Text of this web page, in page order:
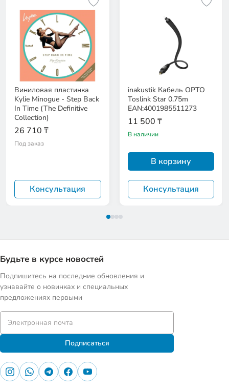
Виниловая пластинка
Kylie Minogue - Step Back
In Time (The Definitive
Collection)
26 710 ₸
Под заказ
Консультация
inakustik Кабель OPTO
Toslink Star 0.75m
EAN:4001985511273
11 500 ₸
В наличии
В корзину
Консультация
Будьте в курсе новостей
Подпишитесь на последние обновления и
узнавайте о новинках и специальных
предложениях первыми
Подписаться